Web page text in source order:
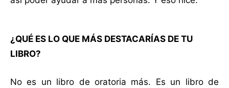
¿QUÉ ES LO QUE MÁS DESTACARÍAS DE TU
LIBRO?
No es un libro de oratoria más. Es un libro de